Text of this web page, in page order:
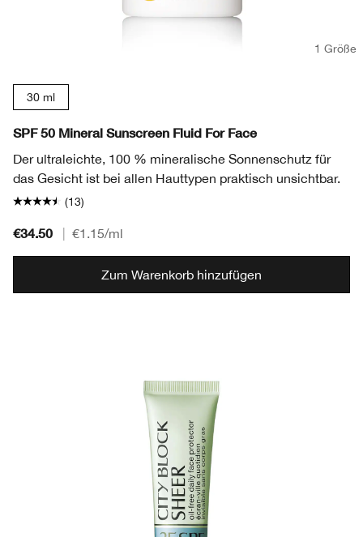
1 Größe
30 ml
SPF 50 Mineral Sunscreen Fluid For Face
Der ultraleichte, 100 % mineralische Sonnenschutz für
das Gesicht ist bei allen Hauttypen praktisch unsichtbar.
(13)
€34.50 €1.15/ml
Zum Warenkorb hinzufügen